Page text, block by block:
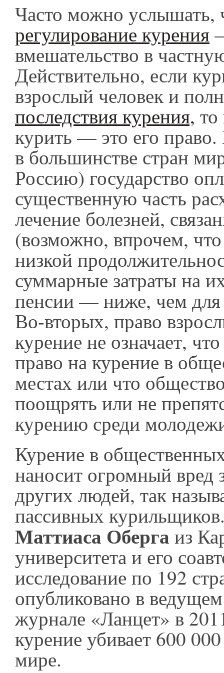
Часто можно услышать,
регулирование курения
вмешательство в
Действительно, если
взрослый человек и
последствия курения,
курить — это его
в большинстве стран
Россию) государство
существенную часть
лечение болезней,
(возможно, впрочем, что
низкой
суммарные затраты на
пенсии — ниже, чем
Во-вторых, право
курение не означает,
право на курение в
местах или что
поощрять или не
курению среди
Курение в
наносит огромный вред
других людей, так
пассивных
Маттиаса Оберга из
университета и его
исследование по 192
опубликовано в
журнале «Ланцет» в
курение убивает 600
мире.